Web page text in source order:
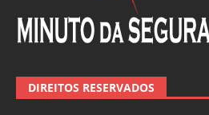
DIREITOS RESERVADOS